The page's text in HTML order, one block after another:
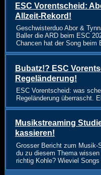
ESC Vorentscheid:
Allzeit-Rekord!
Geschwisterduo Abor &
Baller die ARD beim ESC
Chancen hat der Song beim
Bubatz!? ESC
Regeländerung!
ESC Vorentscheid: was
Regeländerung überrascht.
Musikstreaming
kassieren!
Grosser Bericht zum Musik-
du zu diesem Thema
richtig Kohle? Wieviel